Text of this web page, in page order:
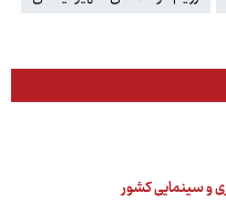
و سینمایی کشور